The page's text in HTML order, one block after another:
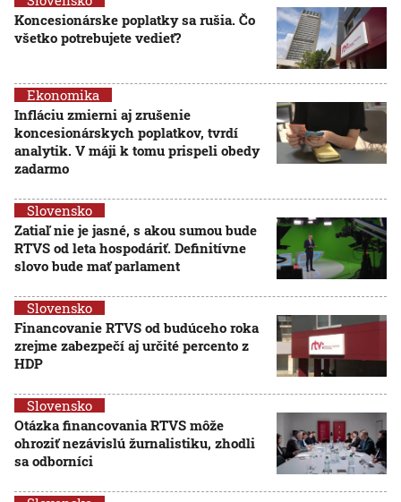
Koncesionárske poplatky sa rušia. Čo
všetko potrebujete vedieť?
Ekonomika
Infláciu zmierni aj zrušenie
koncesionárskych poplatkov, tvrdí
analytik. V máji k tomu prispeli obedy
zadarmo
Slovensko
Zatiaľ nie je jasné, s akou sumou bude
RTVS od leta hospodáriť. Definitívne
slovo bude mať parlament
Slovensko
Financovanie RTVS od budúceho roka
zrejme zabezpečí aj určité percento z
HDP
Slovensko
Otázka financovania RTVS môže
ohroziť nezávislú žurnalistiku, zhodli
sa odborníci